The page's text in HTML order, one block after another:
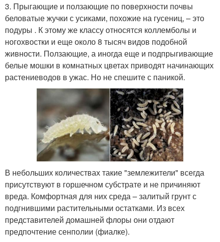
3. Прыгающие и ползающие по поверхности почвы
беловатые жучки с усиками, похожие на гусениц, – это
подуры . К этому же классу относятся коллемболы и
ногохвостки и еще около 8 тысяч видов подобной
живности. Ползающие, а иногда еще и подпрыгивающие
белые мошки в комнатных цветах приводят начинающих
растениеводов в ужас. Но не спешите с паникой.
В небольших количествах такие "землежители" всегда
присутствуют в горшечном субстрате и не причиняют
вреда. Комфортная для них среда – залитый грунт с
подгнившими растительными остатками. Из всех
представителей домашней флоры они отдают
предпочтение сенполии (фиалке).